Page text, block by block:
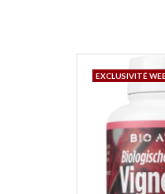
EXCLUSIVITÉ